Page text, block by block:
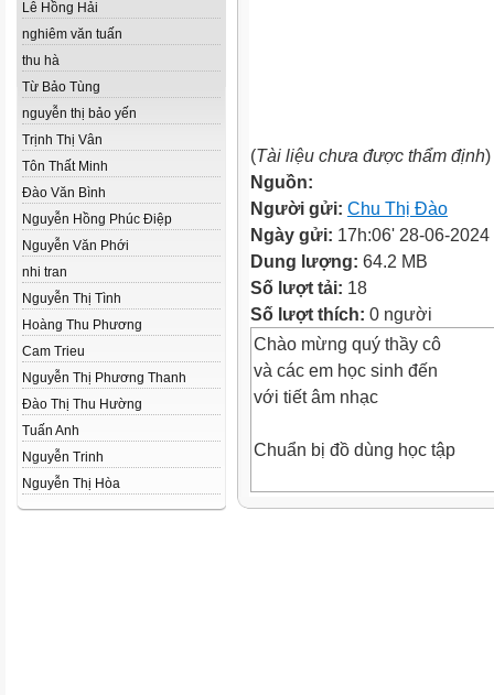
Lê Hồng Hải
nghiêm văn tuấn
thu hà
Từ Bảo Tùng
nguyễn thị bảo yến
Trịnh Thị Vân
Tôn Thất Minh
Đào Văn Bình
Nguyễn Hồng Phúc Điệp
Nguyễn Văn Phới
nhi tran
Nguyễn Thị Tình
Hoàng Thu Phương
Cam Trieu
Nguyễn Thị Phương Thanh
Đào Thị Thu Hường
Tuấn Anh
Nguyễn Trinh
Nguyễn Thị Hòa
(Tài liệu chưa được thẩm định)
Nguồn:
Người gửi: Chu Thị Đào
Ngày gửi: 17h:06' 28-06-2024
Dung lượng: 64.2 MB
Số lượt tải: 18
Số lượt thích: 0 người
Chào mừng quý thầy cô
và các em học sinh đến
với tiết âm nhạc
Chuẩn bị đồ dùng học tập